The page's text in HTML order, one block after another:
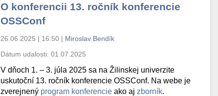
O konferencii 13. ročník konferencie
OSSConf
26.06.2025 | 16:50 | Miroslav Bendík
Dátum udalosti:01.07.2025
V dňoch 1. – 3. júla 2025 sa na Žilinskej univerzite
uskutoční 13. ročník konferencie OSSConf. Na webe je
zverejnený program konferencie ako aj zborník.